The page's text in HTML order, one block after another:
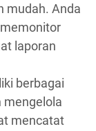
mudah. Anda
laporan
berbagai
mengelola
mencatat